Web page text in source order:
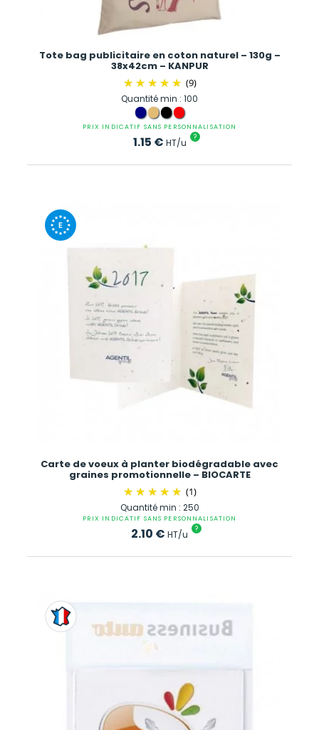
Tote bag publicitaire en coton naturel – 130g –
38x42cm – KANPUR
(9)
Quantité min : 100
PRIX INDICATIF SANS PERSONNALISATION
1.15 € HT/u ?
Carte de voeux à planter biodégradable avec
graines promotionnelle – BIOCARTE
(1)
Quantité min : 250
PRIX INDICATIF SANS PERSONNALISATION
2.10 € HT/u ?